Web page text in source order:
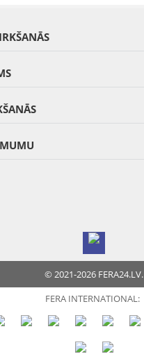
© 2021-2026 FERA24.LV.
FERA INTERNATIONAL: